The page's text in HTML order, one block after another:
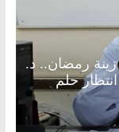
زينة رمضان.. د.
حلم